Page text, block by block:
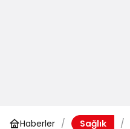
Haberler Sağlık